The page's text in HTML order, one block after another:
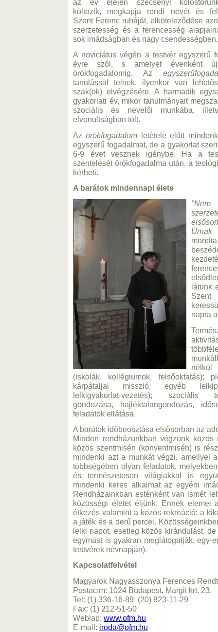
az év elején szécsényi
költözik, megkapja rendi nevét és
Szent Ferenc ruháját, elköteleződése
szerzetesség és a ferencesség
sok imádságban és nagy csendességben.
A noviciátus végén a testvér egyszerű
évre szól, s amelyet évenként
örökfogadalomig. Az
tanulással telnek, ilyenkor van
szak(ok) elvégzésére. A harmadik
gyakorlati év, mikor tanulmányait
szociális és nevelői munkába,
elvonultságban tölt.
Azörökfogadalom letétele előtt
egyszerű fogadalmat, de a gyakorlat
6-9 évet vesznek igénybe. Ha a
szentelését örökfogadalma után, a
kérheti.
A barátok mindennapi élete
Úrnak
látunk
napra
nélkül
(iskolák, kollégiumok, felsőoktatás);
kárpátaljai misszió; egyéb
lelkigyakorlat-vezetés); szociális
gondozása, hajléktalangondozás,
feladatok ellátása.
A barátok időbeosztása elsősorban az
Minden rendházunkban végzünk
közös szentmisén (konventmisén) is
mindenki azt a munkát végzi, amellyel
többségében olyan feladatok,
és természetesen világiakkal is
mindenki keres alkalmat az egyéni
Rendházainkban esténként van ismét
közösségi életet éljünk. Ennek elemei
étkezés valamint a közös rekreáció: a
a játék és a derű percei.
lelki napot, esetleg közös kirándulást,
egymást is gyakran meglátogatják, egy-
testvérek névnapján).
Kapcsolatfelvétel
Magyarok Nagyasszonya Ferences
Postacím: 1024 Budapest, Margit krt. 23.
Tel: (1) 336-16-89; (20) 823-11-29
Fax: (1) 212-51-50
Weblap: www.ofm.hu
E-mail: iroda@ofm.hu